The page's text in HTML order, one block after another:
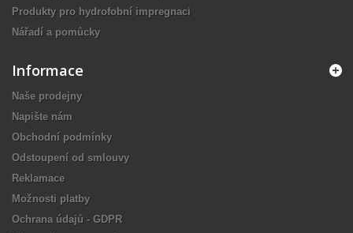
Produkty pro hydrofobní impregnaci
Nářadí a pomůcky
Informace
Naše prodejny
Napište nám
Obchodní podmínky
Odstoupení od smlouvy
Reklamace
Možnosti platby
Ochrana údajů - GDPR